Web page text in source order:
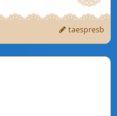
taespresb